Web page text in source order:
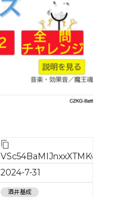
VSc54BaMIJnxxXTMKvpJ
2024-7-31
酒井基成